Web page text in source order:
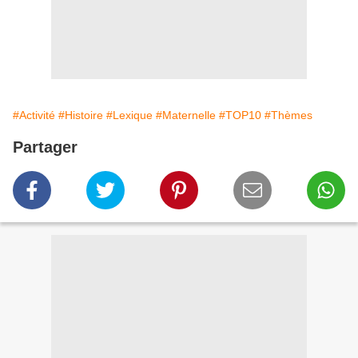
#Activité #Histoire #Lexique #Maternelle #TOP10 #Thèmes
Partager